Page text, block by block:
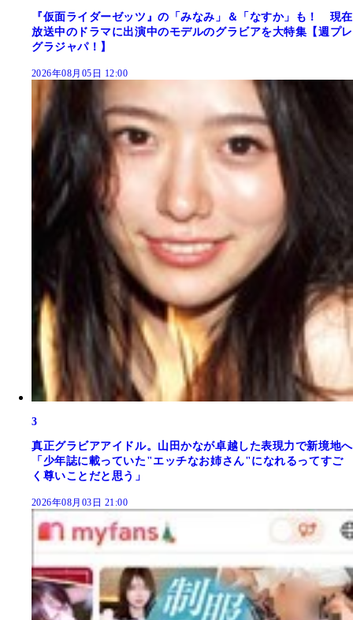
『仮面ライダーゼッツ』の「みなみ」＆「なすか」も！ 現在
放送中のドラマに出演中のモデルのグラビアを大特集【週プレ
グラジャパ！】
2026年08月05日 12:00
3
真正グラビアアイドル。山田かなが卓越した表現力で新境地へ
「少年誌に載っていた"エッチなお姉さん"になれるってすご
く尊いことだと思う」
2026年08月03日 21:00